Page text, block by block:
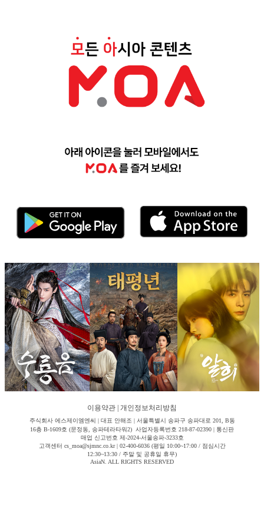
이용약관 개인정보처리방침
주식회사 에스제이엠엔씨 | 대표 안해조 | 서울특별시 송파구 송파대로 201, B동
16층 B-1609호 (문정동, 송파테라타워2) 사업자등록번호 218-87-02390 | 통신판
매업 신고번호 제-2024-서울송파-3233호
고객센터 cs_moa@sjmnc.co.kr | 02-400-6036 (평일 10:00~17:00 / 점심시간
12:30~13:30 / 주말 및 공휴일 휴무)
AsiaN. ALL RIGHTS RESERVED